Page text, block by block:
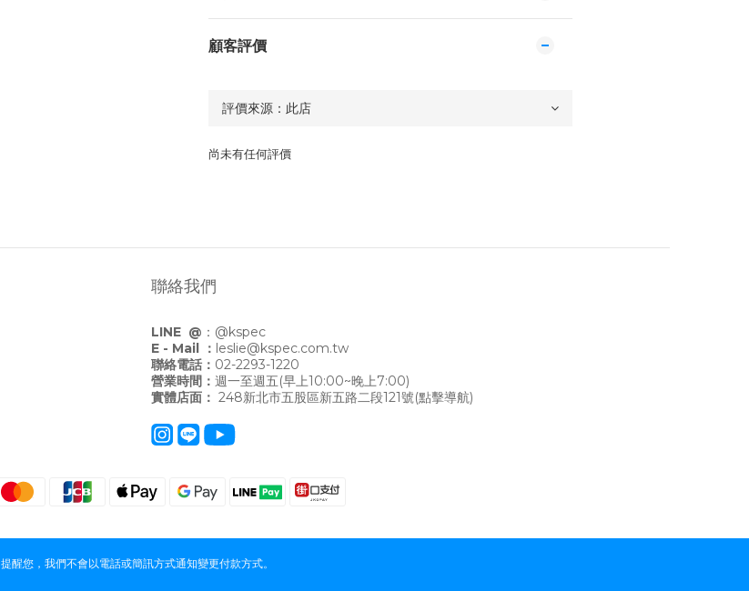
顧客評價
尚未有任何評價
聯絡我們
LINE @ ： @kspec
E - Mail ： leslie@kspec.com.tw
聯絡電話： 02-2293-1220
營業時間： 週一至週五(早上10:00~晚上7:00)
實體店面： 248新北市五股區新五路二段121號(點擊導航)
提醒您，我們不會以電話或簡訊方式通知變更付款方式。